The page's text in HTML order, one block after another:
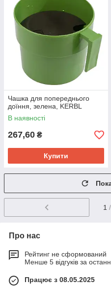
Чашка для попереднього
доїння, зелена, KERBL
В наявності
267,60 ₴
Купити
1
Про нас
Рейтинг не сформований
Менше 5 відгуків за
Працює з 08.05.2025